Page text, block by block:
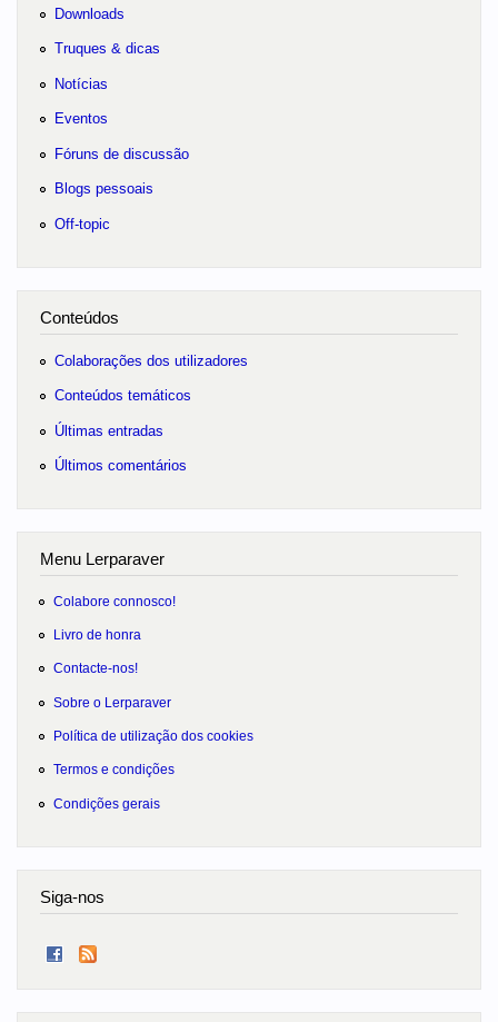
Downloads
Truques & dicas
Notícias
Eventos
Fóruns de discussão
Blogs pessoais
Off-topic
Conteúdos
Colaborações dos utilizadores
Conteúdos temáticos
Últimas entradas
Últimos comentários
Menu Lerparaver
Colabore connosco!
Livro de honra
Contacte-nos!
Sobre o Lerparaver
Política de utilização dos cookies
Termos e condições
Condições gerais
Siga-nos